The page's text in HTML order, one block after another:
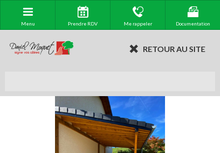
Menu Prendre RDV Me rappeler Documentation
RETOUR AU SITE